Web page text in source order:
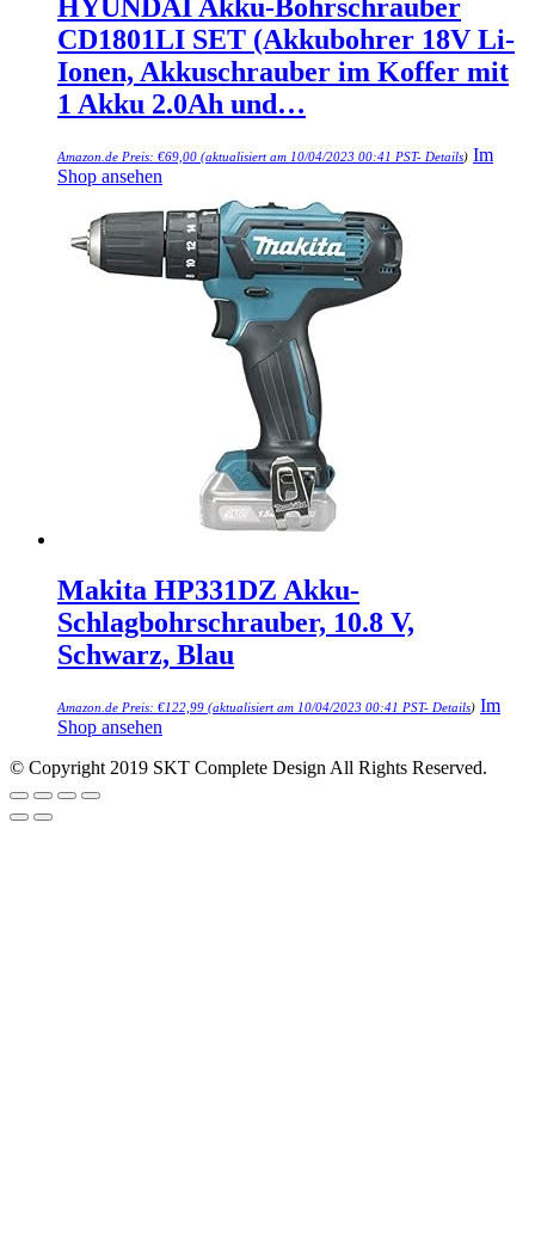
HYUNDAI Akku-Bohrschrauber
CD1801LI SET (Akkubohrer 18V Li-
Ionen, Akkuschrauber im Koffer mit
1 Akku 2.0Ah und…
Amazon.de Preis: €69,00 (aktualisiert am 10/04/2023 00:41 PST- Details) Im
Shop ansehen
Makita HP331DZ Akku-
Schlagbohrschrauber, 10.8 V,
Schwarz, Blau
Amazon.de Preis: €122,99 (aktualisiert am 10/04/2023 00:41 PST- Details) Im
Shop ansehen
© Copyright 2019 SKT Complete Design All Rights Reserved.